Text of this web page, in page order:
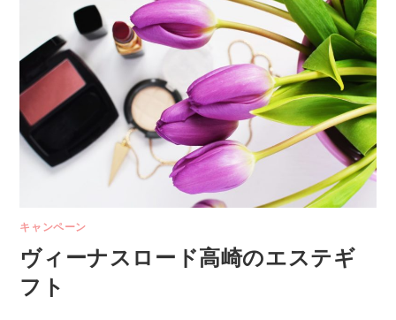
キャンペーン
ヴィーナスロード高崎のエステギ
フト